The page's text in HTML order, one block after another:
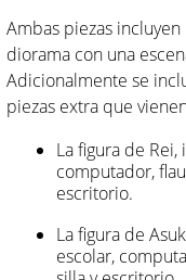
Ambas piezas
diorama con una
Adicionalmente se
piezas extra que
La figura de
computador,
escritorio.
La figura de
escolar,